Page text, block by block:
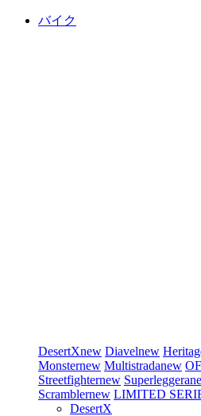
バイク
DesertXnew Diavelnew
Monsternew Multistradanew
Streetfighternew Superleggera
Scramblernew LIMITED
DesertX